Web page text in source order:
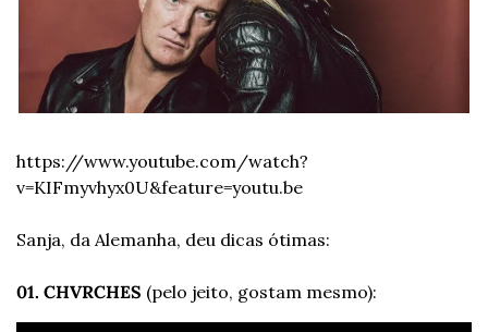
https://www.youtube.com/watch?
v=KIFmyvhyx0U&feature=youtu.be
Sanja, da Alemanha, deu dicas ótimas:
01. CHVRCHES (pelo jeito, gostam mesmo):